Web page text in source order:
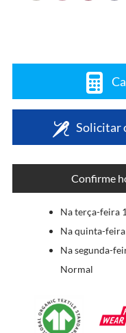
Solicitar
Confirme
Na terça-feira
Na quinta-
Na segunda-
Normal